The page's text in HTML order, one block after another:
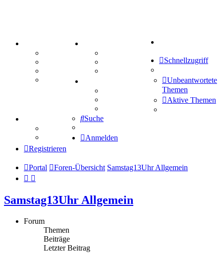
Mastodon
Treffenübersicht
Zitatesammlung
Schiffe versenken
Tipprunde
Comunio
Schnellzugriff
Unbeantwortete
Themen
Aktive Themen
Suche
Anmelden
Registrieren
Portal Foren-Übersicht Samstag13Uhr Allgemein
Samstag13Uhr Allgemein
Forum
Themen
Beiträge
Letzter Beitrag